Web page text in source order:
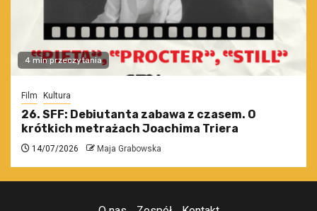
4 min przeczytania
Film Kultura
26. SFF: Debiutanta zabawa z czasem. O
krótkich metrażach Joachima Triera
14/07/2026 Maja Grabowska